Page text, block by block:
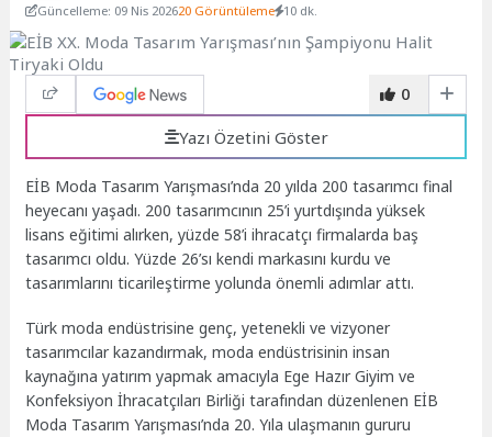
Güncelleme: 09 Nis 202620 Görüntüleme 10 dk.
0
Yazı Özetini Göster
EİB Moda Tasarım Yarışması’nda 20 yılda 200 tasarımcı final
heyecanı yaşadı. 200 tasarımcının 25’i yurtdışında yüksek
lisans eğitimi alırken, yüzde 58’i ihracatçı firmalarda baş
tasarımcı oldu. Yüzde 26’sı kendi markasını kurdu ve
tasarımlarını ticarileştirme yolunda önemli adımlar attı.
Türk moda endüstrisine genç, yetenekli ve vizyoner
tasarımcılar kazandırmak, moda endüstrisinin insan
kaynağına yatırım yapmak amacıyla Ege Hazır Giyim ve
Konfeksiyon İhracatçıları Birliği tarafından düzenlenen EİB
Moda Tasarım Yarışması’nda 20. Yıla ulaşmanın gururu